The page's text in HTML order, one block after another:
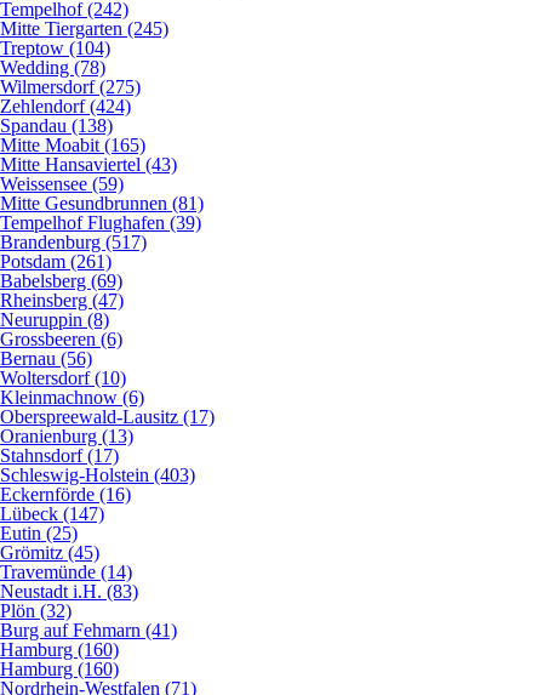
Tempelhof (242)
Mitte Tiergarten (245)
Treptow (104)
Wedding (78)
Wilmersdorf (275)
Zehlendorf (424)
Spandau (138)
Mitte Moabit (165)
Mitte Hansaviertel (43)
Weissensee (59)
Mitte Gesundbrunnen (81)
Tempelhof Flughafen (39)
Brandenburg (517)
Potsdam (261)
Babelsberg (69)
Rheinsberg (47)
Neuruppin (8)
Grossbeeren (6)
Bernau (56)
Woltersdorf (10)
Kleinmachnow (6)
Oberspreewald-Lausitz (17)
Oranienburg (13)
Stahnsdorf (17)
Schleswig-Holstein (403)
Eckernförde (16)
Lübeck (147)
Eutin (25)
Grömitz (45)
Travemünde (14)
Neustadt i.H. (83)
Plön (32)
Burg auf Fehmarn (41)
Hamburg (160)
Hamburg (160)
Nordrhein-Westfalen (71)